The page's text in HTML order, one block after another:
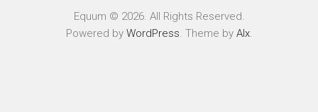
Equum © 2026. All Rights Reserved.
Powered by WordPress. Theme by Alx.